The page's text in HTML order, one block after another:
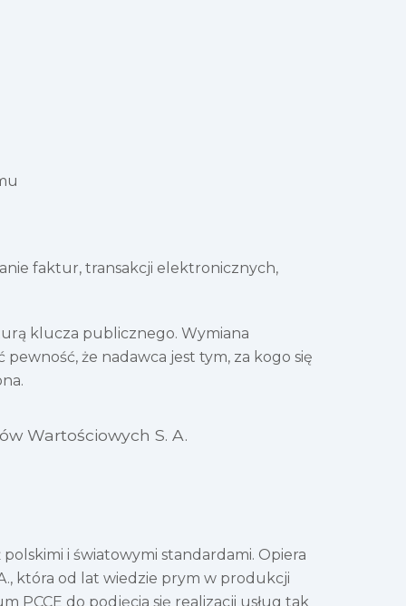
faktur, transakcji elektronicznych,
klucza publicznego. Wymiana
że nadawca jest tym, za kogo się
Wartościowych S. A.
i światowymi standardami. Opiera
która od lat wiedzie prym w produkcji
do podjęcia się realizacji usług tak